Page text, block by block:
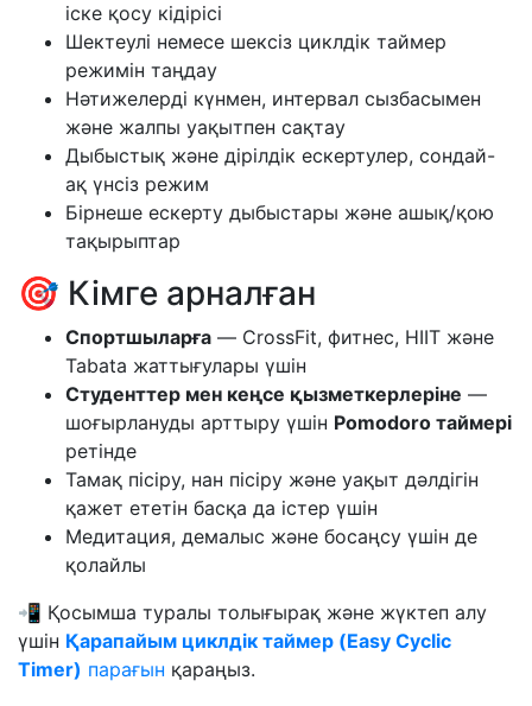
іске қосу кідірісі
Шектеулі немесе шексіз циклдік таймер
режимін таңдау
Нәтижелерді күнмен, интервал сызбасымен
және жалпы уақытпен сақтау
Дыбыстық және дірілдік ескертулер, сондай-
ақ үнсіз режим
Бірнеше ескерту дыбыстары және ашық/қою
тақырыптар
🎯 Кімге арналған
Спортшыларға — CrossFit, фитнес, HIIT және
Tabata жаттығулары үшін
Студенттер мен кеңсе қызметкерлеріне —
шоғырлануды арттыру үшін Pomodoro таймері
ретінде
Тамақ пісіру, нан пісіру және уақыт дәлдігін
қажет ететін басқа да істер үшін
Медитация, демалыс және босаңсу үшін де
қолайлы
📲 Қосымша туралы толығырақ және жүктеп алу
үшін Қарапайым циклдік таймер (Easy Cyclic
Timer) парағын қараңыз.